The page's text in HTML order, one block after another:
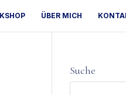
ÜBER MICH
Suche